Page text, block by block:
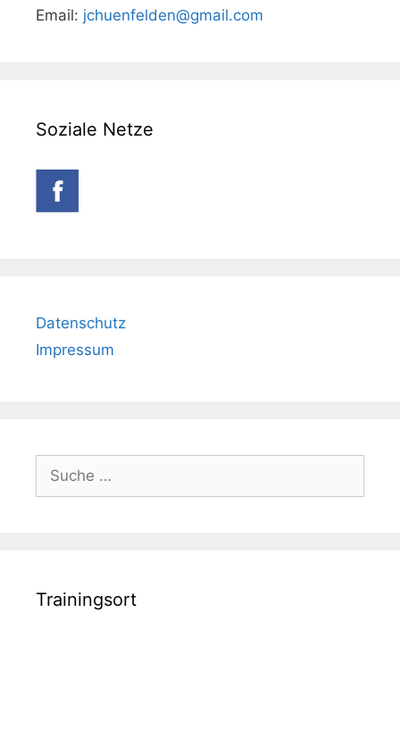
Email: jchuenfelden@gmail.com
Soziale Netze
Datenschutz
Impressum
nach:
Trainingsort